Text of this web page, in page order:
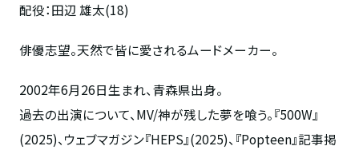
配役：田辺 雄太(18)
俳優志望。天然で皆に愛されるムードメーカー。
2002年6月26日生まれ、青森県出身。
過去の出演について、MV/神が残した夢を喰う。『500W』
(2025)、ウェブマガジン『HEPS』(2025)、『Popteen』記事掲